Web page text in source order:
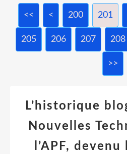
<< < 200 201
205 206 207 208
>>
L’historique
Nouvelles
l’APF, devenu